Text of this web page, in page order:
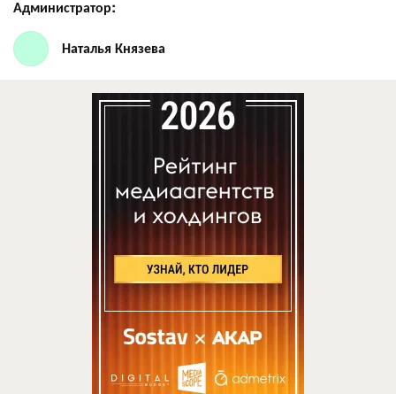
Администратор:
Наталья Князева